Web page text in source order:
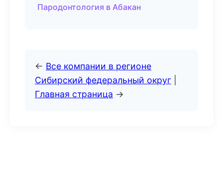
Пародонтология в Абакан
← Все компании в регионе
Сибирский федеральный округ
Главная страница →